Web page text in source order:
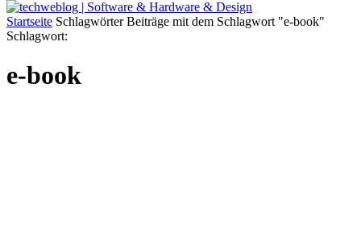
Startseite Schlagwörter Beiträge mit dem Schlagwort "e-book"
Schlagwort:
e-book